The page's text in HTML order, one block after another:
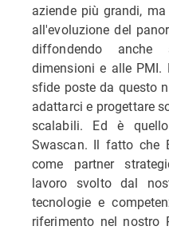
aziende più grandi,
all'evoluzione del
diffondendo
dimensioni e alle
sfide poste da questo
adattarci e progettare
scalabili. Ed è
Swascan. Il fatto che
come partner
lavoro svolto dal
tecnologie e
riferimento nel nostro